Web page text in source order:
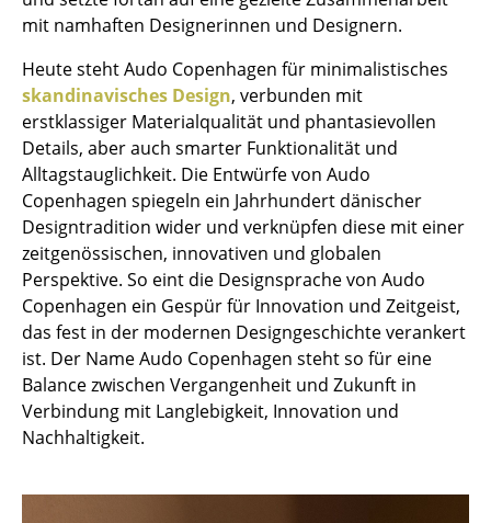
... alle Accessoires
Räume
Zuhause
Wohnzimmer
Esszimmer
Schlafzimmer
Kinderzimmer
Arbeitszimmer
Diele
Badezimmer
mit namhaften Designerinnen und Designern.
Heute steht Audo Copenhagen für minimalistisches
skandinavisches Design, verbunden mit
erstklassiger Materialqualität und phantasievollen
Details, aber auch smarter Funktionalität und
Alltagstauglichkeit. Die Entwürfe von Audo
Copenhagen spiegeln ein Jahrhundert dänischer
Designtradition wider und verknüpfen diese mit einer
zeitgenössischen, innovativen und globalen
Perspektive. So eint die Designsprache von Audo
Copenhagen ein Gespür für Innovation und Zeitgeist,
das fest in der modernen Designgeschichte verankert
ist. Der Name Audo Copenhagen steht so für eine
Balance zwischen Vergangenheit und Zukunft in
Verbindung mit Langlebigkeit, Innovation und
Nachhaltigkeit.